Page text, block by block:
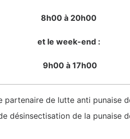
8h00 à 20h00
et le week-end :
9h00 à 17h00
partenaire de lutte anti punaise
désinsectisation de la punaise